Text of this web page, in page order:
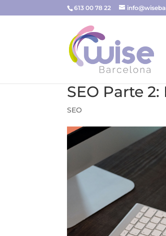
613 00 78 22
SEO Parte
SEO